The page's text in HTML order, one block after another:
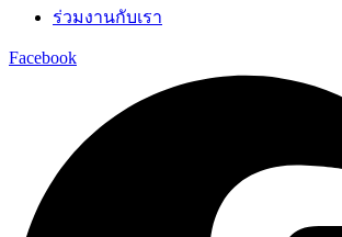
ร่วมงานกับเรา
Facebook